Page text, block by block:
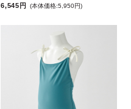
6,545円 (本体価格:5,950円)